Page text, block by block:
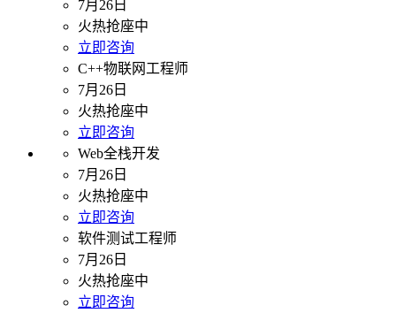
7月26日
火热抢座中
立即咨询
C++物联网工程师
7月26日
火热抢座中
立即咨询
Web全栈开发
7月26日
火热抢座中
立即咨询
软件测试工程师
7月26日
火热抢座中
立即咨询